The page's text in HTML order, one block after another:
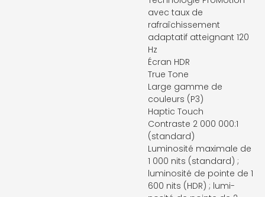
avec taux de
rafraîchissement
adaptatif atteignant 120
Hz
Écran HDR
True Tone
Large gamme de
couleurs (P3)
Haptic Touch
Contraste 2 000 000:1
(standard)
Luminosité maximale de
1 000 nits (standard) ;
lumi­nosité de pointe de 1
600 nits (HDR) ; lumi­